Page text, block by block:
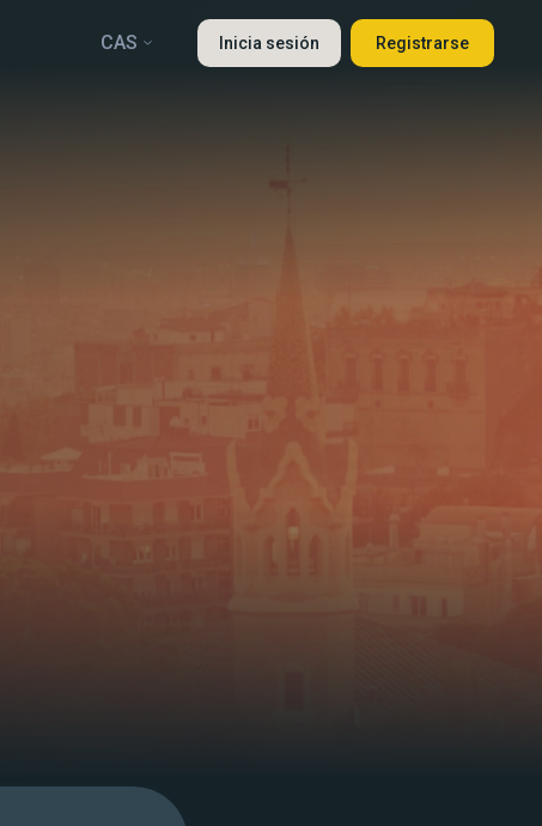
CAS Inicia sesión Registrarse